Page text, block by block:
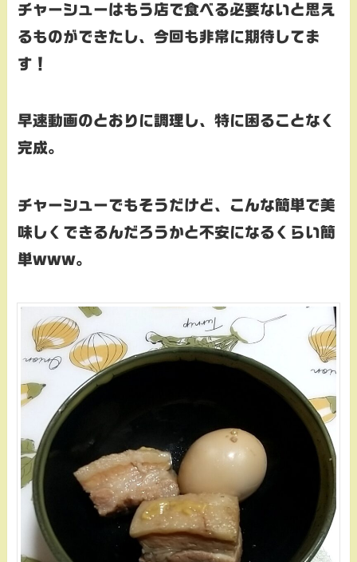
チャーシューはもう店で食べる必要ないと思え
るものができたし、今回も非常に期待してま
す！
早速動画のとおりに調理し、特に困ることなく
完成。
チャーシューでもそうだけど、こんな簡単で美
味しくできるんだろうかと不安になるくらい簡
単www。